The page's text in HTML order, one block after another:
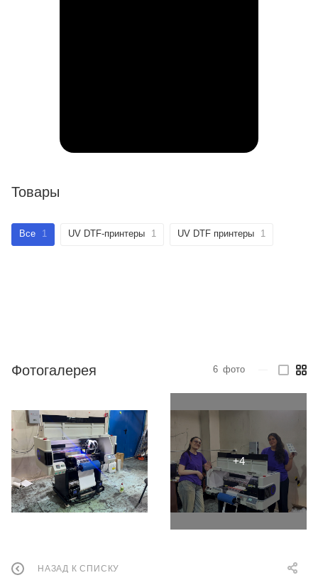
Товары
Все 1 UV DTF-принтеры 1 UV DTF принтеры 1
Фотогалерея 6 фото
НАЗАД К СПИСКУ